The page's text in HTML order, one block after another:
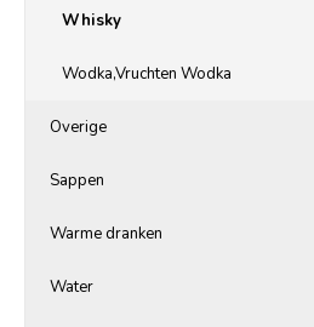
Whisky
Wodka,Vruchten Wodka
Overige
Sappen
Warme dranken
Water